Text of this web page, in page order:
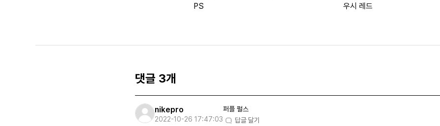
PS
우시 레드
댓글 3개
nikepro
2022-10-26 17:47:03
퍼플 펄스
답글 달기